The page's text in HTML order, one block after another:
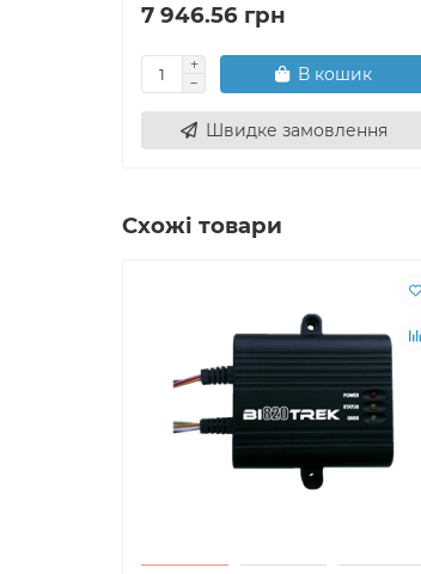
7 946.56 грн
В кошик
Швидке замовлення
Схожі товари